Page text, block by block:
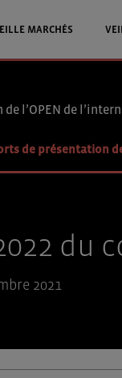
MARCHÉS
l’OPEN de
de présentation
du
2021